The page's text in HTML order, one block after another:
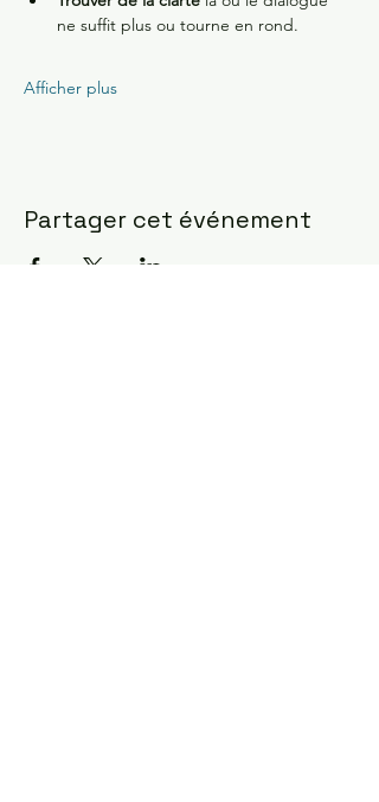
ne suffit plus ou tourne en rond.
Afficher plus
Partager cet événement